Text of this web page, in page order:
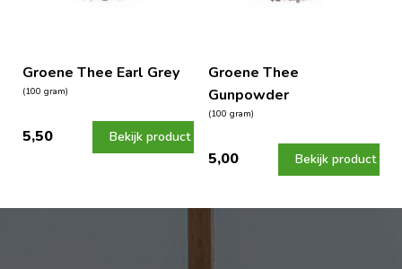
Groene Thee Earl Grey
(100 gram)
5,50 Bekijk product
Groene Thee
Gunpowder
(100 gram)
5,00 Bekijk product